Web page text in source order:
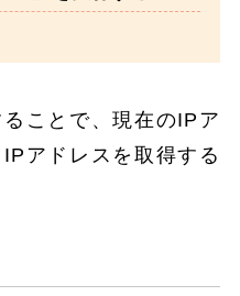
ことで、現在のIPア
アドレスを取得する